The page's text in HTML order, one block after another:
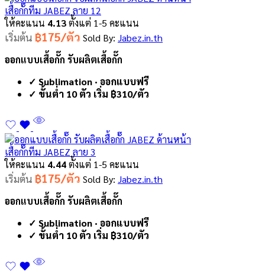
เสื้อกั๊กทีม JABEZ ลาย 12
ให้คะแนน 4.13ตั้งแต่ 1-5 คะแนน
เริ่มต้น ฿175/ตัว Sold By: Jabez.in.th
ออกแบบเสื้อกั๊ก รับผลิตเสื้อกั๊ก
✓ Sublimation · ออกแบบฟรี
✓ ขั้นต่ำ 10 ตัว เริ่ม ฿310/ตัว
เสื้อกั๊กทีม JABEZ ลาย 3
ให้คะแนน 4.44ตั้งแต่ 1-5 คะแนน
เริ่มต้น ฿175/ตัว Sold By: Jabez.in.th
ออกแบบเสื้อกั๊ก รับผลิตเสื้อกั๊ก
✓ Sublimation · ออกแบบฟรี
✓ ขั้นต่ำ 10 ตัว เริ่ม ฿310/ตัว